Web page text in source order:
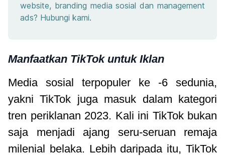
website, branding media sosial dan management
ads? Hubungi kami.
Manfaatkan TikTok untuk Iklan
Media sosial terpopuler ke -6 sedunia,
yakni TikTok juga masuk dalam kategori
tren periklanan 2023. Kali ini TikTok bukan
saja menjadi ajang seru-seruan remaja
milenial belaka. Lebih daripada itu, TikTok